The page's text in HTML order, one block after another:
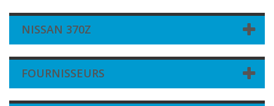
NISSAN 370Z
FOURNISSEURS